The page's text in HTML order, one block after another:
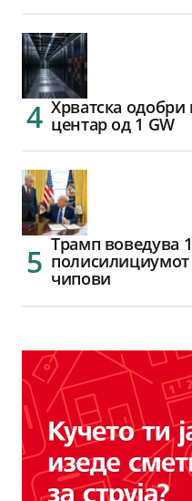
Хрватска
центар од 1 GW
Трамп воведува
чипови